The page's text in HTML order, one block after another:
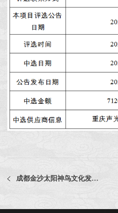
成都金沙太阳神鸟文化发展有限责任公司文创品牌推广视频策划制作服务项目比选公告